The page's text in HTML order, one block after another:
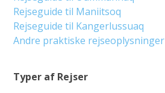
Typer af Rejser
Rejseguide til Maniitsoq
Rejseguide til Kangerlussuaq
Andre praktiske rejseoplysninger